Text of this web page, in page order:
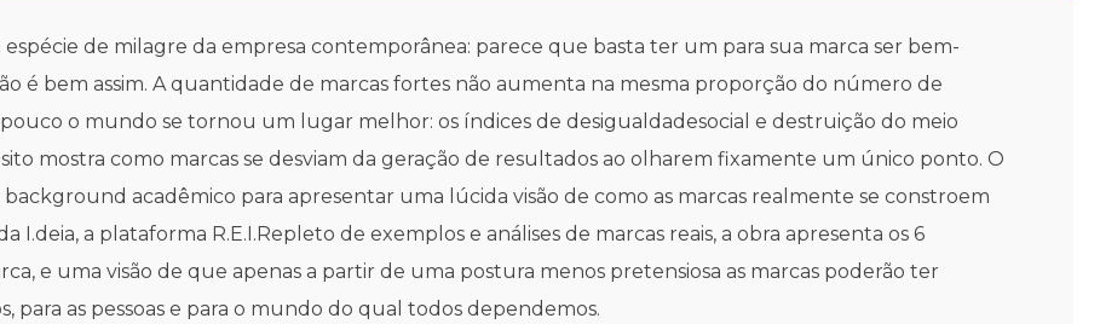
de milagre da empresa contemporânea: parece que basta ter um para sua marca ser bem-
é bem assim. A quantidade de marcas fortes não aumenta na mesma proporção do número de
o mundo se tornou um lugar melhor: os índices de desigualdadesocial e destruição do meio
mostra como marcas se desviam da geração de resultados ao olharem fixamente um único ponto. O
acadêmico para apresentar uma lúcida visão de como as marcas realmente se constroem
I.deia, a plataforma R.E.I.Repleto de exemplos e análises de marcas reais, a obra apresenta os 6
e uma visão de que apenas a partir de uma postura menos pretensiosa as marcas poderão ter
para as pessoas e para o mundo do qual todos dependemos.